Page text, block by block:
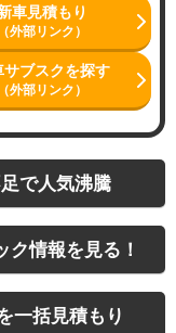
車見積もり
（外部リンク）
サブスクを探す
（外部リンク）
で人気沸騰
ク情報を見る！
一括見積もり